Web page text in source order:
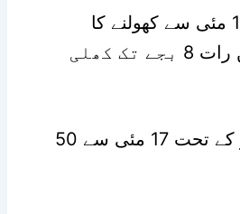
این سی او سی اجلاس میں تمام مارکیٹیں اور دکانیں 17 مئی سے کھولنے کا
فیصلہ کیا گیا ہے اور کہا گیا ہے کہ دکانیں اور مارکیٹیں رات 8 بجے تک کھلی
این سی او سی کے مطابق تمام دفاتر نارمل اوقات کار کے تحت 17 مئی سے 50